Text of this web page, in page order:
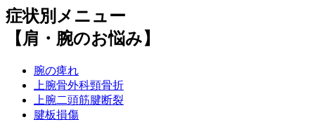
症状別メニュー
【肩・腕のお悩み】
腕の痺れ
上腕骨外科頸骨折
上腕二頭筋腱断裂
腱板損傷